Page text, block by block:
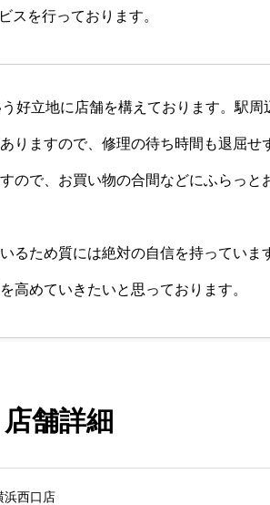
スを行っております。
好立地に店舗を構えております。駅周
りますので、修理の待ち時間も退屈せ
ので、お買い物の合間などにふらっと
るため質には絶対の自信を持っていま
高めていきたいと思っております。
店舗詳細
浜西口店